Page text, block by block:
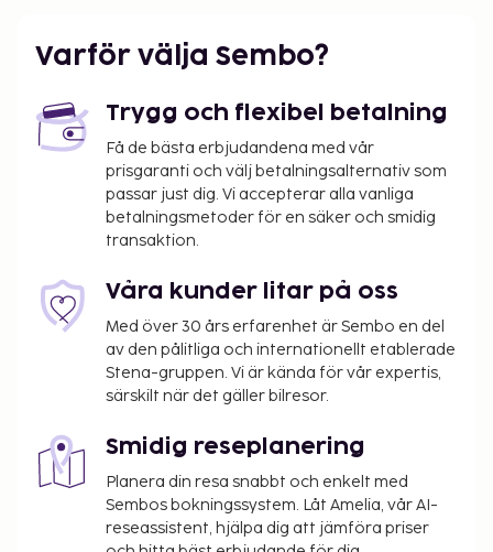
Varför välja Sembo?
Trygg och flexibel betalning
Få de bästa erbjudandena med vår
prisgaranti och välj betalningsalternativ som
passar just dig. Vi accepterar alla vanliga
betalningsmetoder för en säker och smidig
transaktion.
Våra kunder litar på oss
Med över 30 års erfarenhet är Sembo en del
av den pålitliga och internationellt etablerade
Stena-gruppen. Vi är kända för vår expertis,
särskilt när det gäller bilresor.
Smidig reseplanering
Planera din resa snabbt och enkelt med
Sembos bokningssystem. Låt Amelia, vår AI-
reseassistent, hjälpa dig att jämföra priser